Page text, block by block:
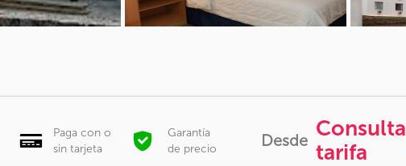
Paga con o
sin tarjeta
Garantía
de precio
Desde Consulta
tarifa